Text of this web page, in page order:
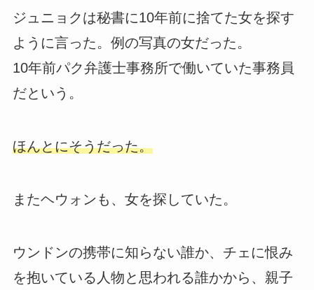
ジュニョクは秘書に10年前に捨てた女を探す
ように言った。例の写真の女だった。
10年前パク弁護士事務所で働いていた事務員
だという。
ほんとにそうだった。
またヘウォンも、女を探していた。
ウンドンの携帯に知らない誰か、チェに恨み
を抱いている人物と思われる誰かから、親子